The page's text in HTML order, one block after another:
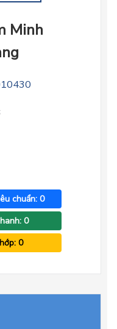
Minh
chuẩn: 0
0
0